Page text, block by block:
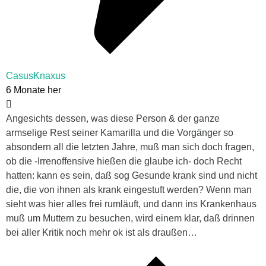
CasusKnaxus
6 Monate her
Angesichts dessen, was diese Person & der ganze
armselige Rest seiner Kamarilla und die Vorgänger so
absondern all die letzten Jahre, muß man sich doch fragen,
ob die -Irrenoffensive hießen die glaube ich- doch Recht
hatten: kann es sein, daß sog Gesunde krank sind und nicht
die, die von ihnen als krank eingestuft werden? Wenn man
sieht was hier alles frei rumläuft, und dann ins Krankenhaus
muß um Muttern zu besuchen, wird einem klar, daß drinnen
bei aller Kritik noch mehr ok ist als draußen…